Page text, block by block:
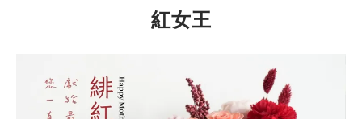
紅女王